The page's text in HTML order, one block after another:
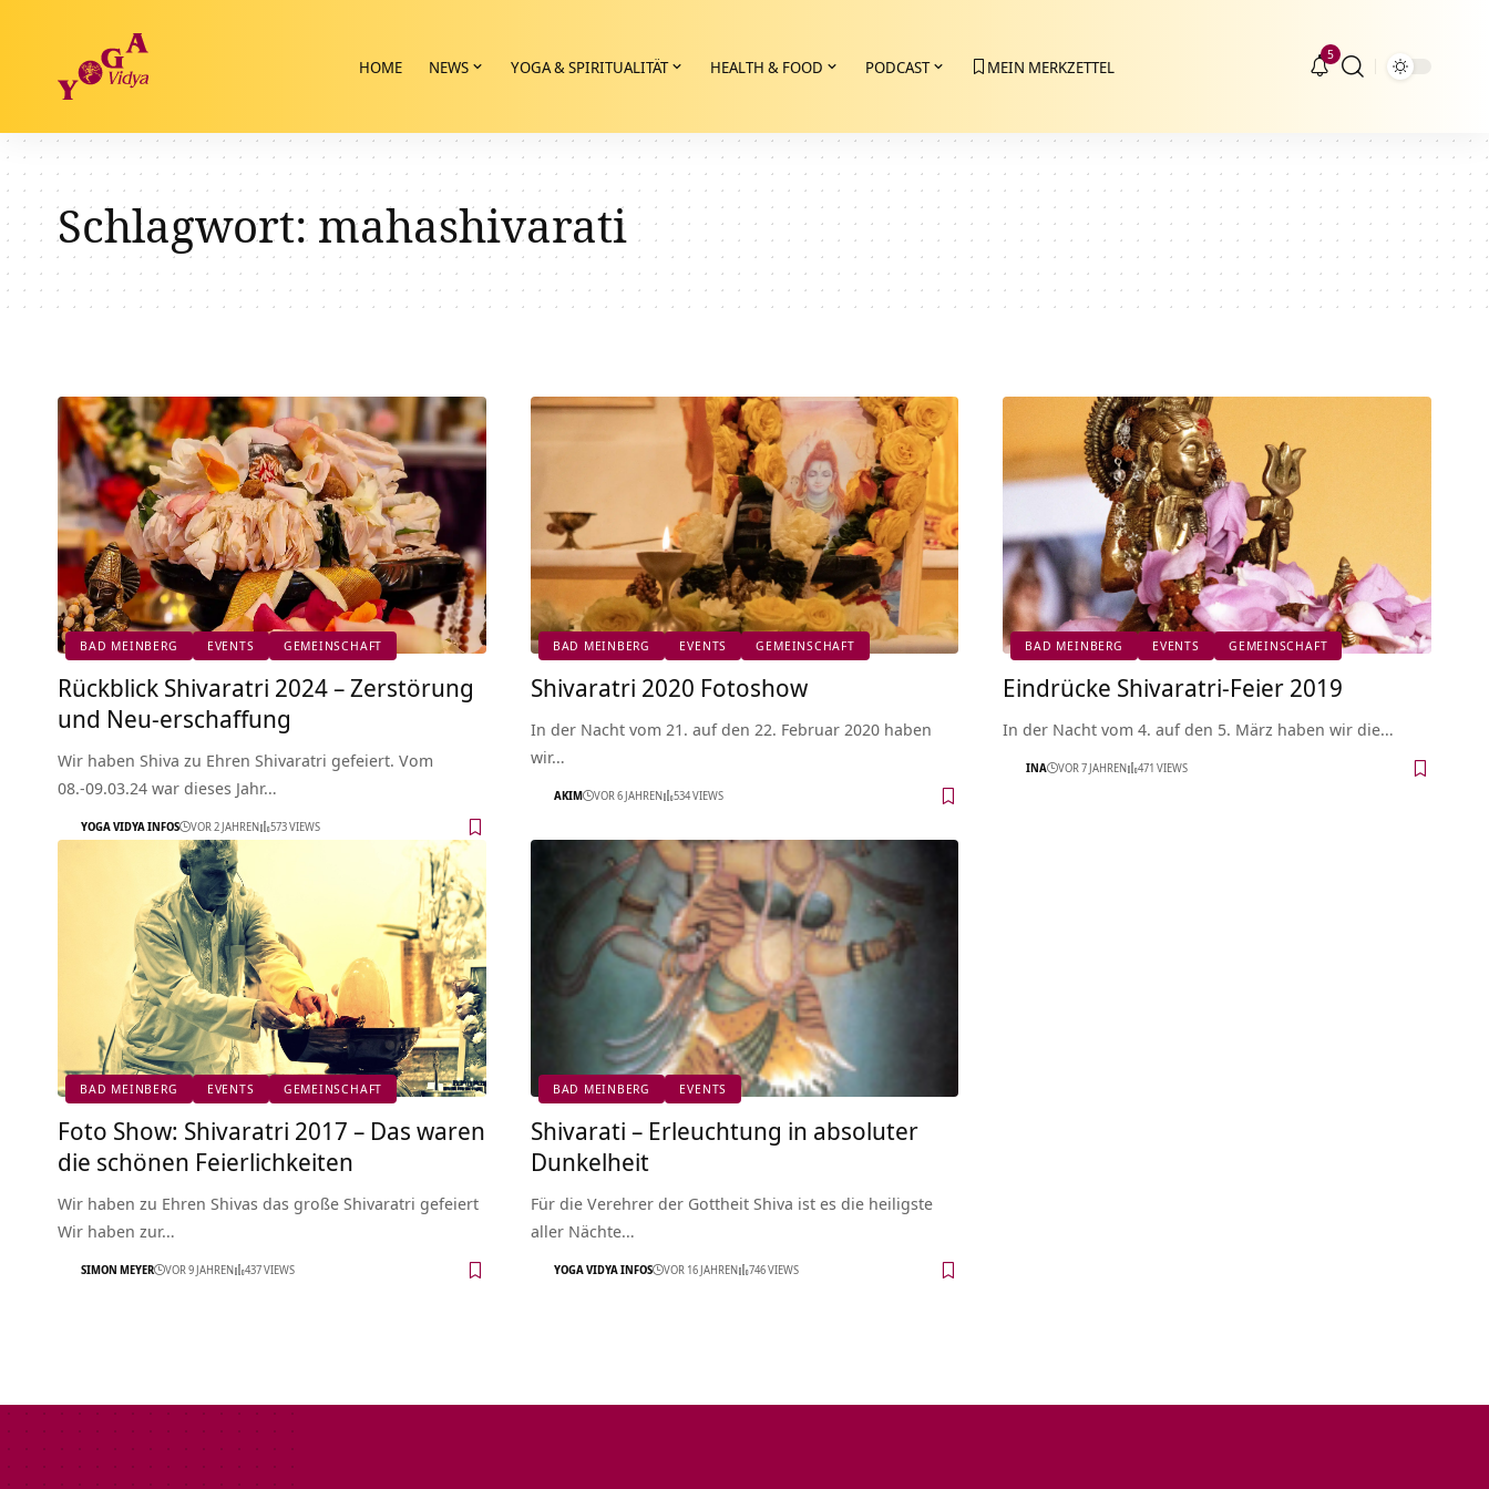
HOME NEWS YOGA & SPIRITUALITÄT HEALTH & FOOD PODCAST MEIN MERKZETTEL
5
Schlagwort:mahashivarati
BAD MEINBERG EVENTS GEMEINSCHAFT
Rückblick Shivaratri 2024 – Zerstörung
und Neu-erschaffung
Wir haben Shiva zu Ehren Shivaratri gefeiert. Vom
08.-09.03.24 war dieses Jahr…
YOGA VIDYA INFOS VOR 2 JAHREN 573 VIEWS
BAD MEINBERG EVENTS GEMEINSCHAFT
Shivaratri 2020 Fotoshow
In der Nacht vom 21. auf den 22. Februar 2020 haben
wir…
AKIM VOR 6 JAHREN 534 VIEWS
BAD MEINBERG EVENTS GEMEINSCHAFT
Eindrücke Shivaratri-Feier 2019
In der Nacht vom 4. auf den 5. März haben wir die…
INA VOR 7 JAHREN 471 VIEWS
BAD MEINBERG EVENTS GEMEINSCHAFT
Foto Show: Shivaratri 2017 – Das waren
die schönen Feierlichkeiten
Wir haben zu Ehren Shivas das große Shivaratri gefeiert
Wir haben zur…
SIMON MEYER VOR 9 JAHREN 437 VIEWS
BAD MEINBERG EVENTS
Shivarati – Erleuchtung in absoluter
Dunkelheit
Für die Verehrer der Gottheit Shiva ist es die heiligste
aller Nächte…
YOGA VIDYA INFOS VOR 16 JAHREN 746 VIEWS